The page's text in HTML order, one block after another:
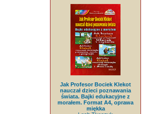
Jak Profesor Bociek Klekot
nauczał dzieci poznawania
świata. Bajki edukacyjne z
morałem. Format A4, oprawa
miękka